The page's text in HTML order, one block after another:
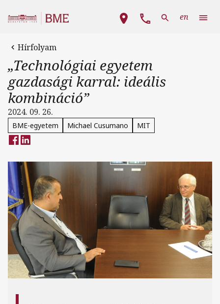
Fő navigáció
en
Hírfolyam
„Technológiai egyetem
gazdasági karral: ideális
kombináció”
2024. 09. 26.
BME-egyetem Michael Cusumano MIT